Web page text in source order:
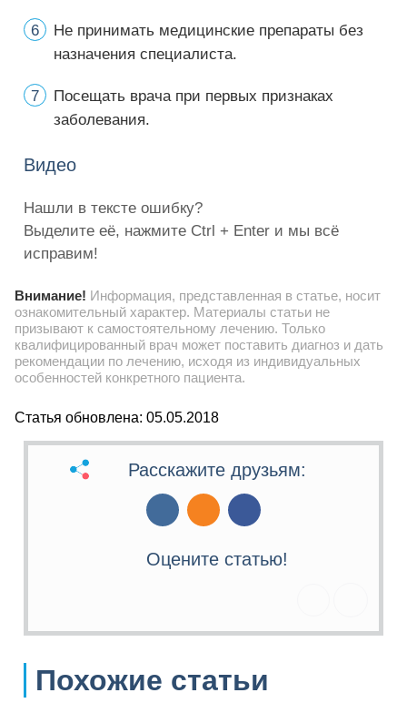
Не принимать медицинские препараты без
назначения специалиста.
Посещать врача при первых признаках
заболевания.
Видео
Нашли в тексте ошибку?
Выделите её, нажмите Ctrl + Enter и мы всё
исправим!
Внимание! Информация, представленная в статье, носит
ознакомительный характер. Материалы статьи не
призывают к самостоятельному лечению. Только
квалифицированный врач может поставить диагноз и дать
рекомендации по лечению, исходя из индивидуальных
особенностей конкретного пациента.
Статья обновлена: 05.05.2018
Расскажите друзьям:
Оцените статью!
Похожие статьи